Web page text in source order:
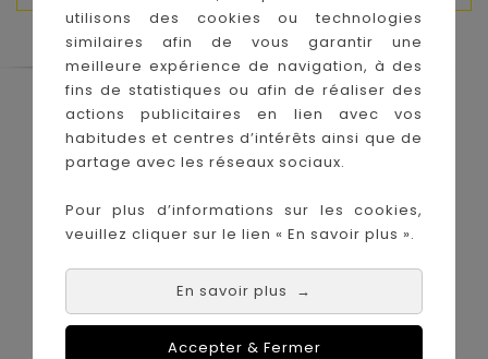
utilisons des cookies ou technologies
similaires afin de vous garantir une
meilleure expérience de navigation, à des
fins de statistiques ou afin de réaliser des
actions publicitaires en lien avec vos
habitudes et centres d’intérêts ainsi que de
partage avec les réseaux sociaux.
Pour plus d’informations sur les cookies,
veuillez cliquer sur le lien « En savoir plus ».
En savoir plus →
Accepter & Fermer
Le Coin des Petits propose les plus
grandes marques de puériculture aux
meilleurs prix sur l'île de la Réunion !
Nos magasins à
La Réunion :
Achat en ligne :